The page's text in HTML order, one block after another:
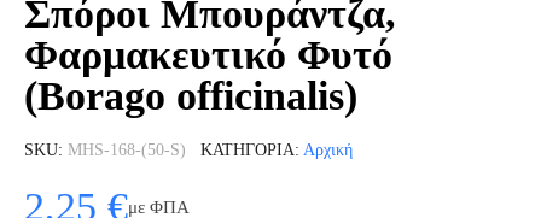
Σπόροι Μπουράντζα,
Φαρμακευτικό Φυτό
(Borago officinalis)
SKU MHS-168-(50-S) ΚΑΤΗΓΟΡΊΑ Αρχική
2,25 €με ΦΠΑ